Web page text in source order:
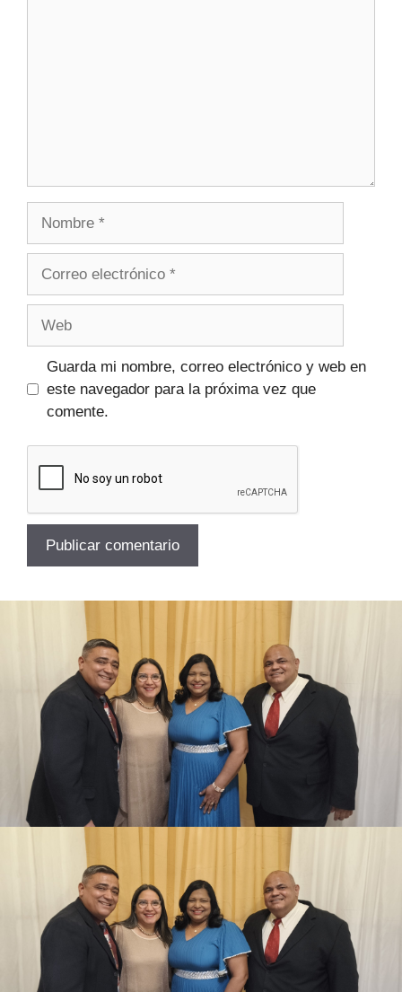
Guarda mi nombre, correo electrónico y web en
este navegador para la próxima vez que
comente.